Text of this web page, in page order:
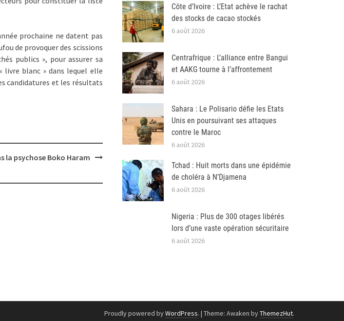
prochaine ne datent pas
de provoquer des scissions
publics », pour assurer sa
livre blanc » dans lequel elle
candidatures et les résultats
la psychose Boko Haram
Côte d’Ivoire : L’Etat achève le rachat
des stocks de cacao stockés
6 août 2026
Centrafrique : L’alliance entre Bangui
et AAKG tourne à l’affrontement
6 août 2026
Sahara : Le Polisario défie les Etats
Unis en poursuivant ses attaques
contre le Maroc
6 août 2026
Tchad : Huit morts dans une épidémie
de choléra à N’Djamena
6 août 2026
Nigeria : Plus de 300 otages libérés
lors d’une vaste opération sécuritaire
6 août 2026
Proudly powered byWordPress. | Theme: Awaken byThemezHut.